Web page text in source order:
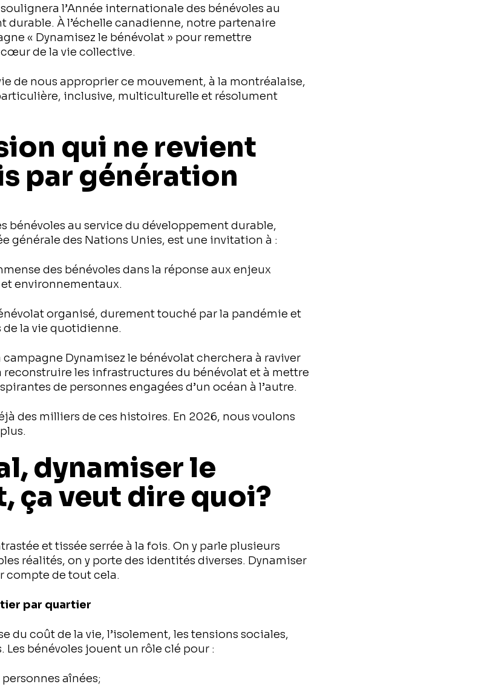
l’Année internationale des bénévoles au
durable. À l’échelle canadienne, notre partenaire
« Dynamisez le bénévolat » pour remettre
de la vie collective.
de nous approprier ce mouvement, à la montréalaise,
inclusive, multiculturelle et résolument
qui ne revient
par génération
bénévoles au service du développement durable,
générale des Nations Unies, est une invitation à :
des bénévoles dans la réponse aux enjeux
environnementaux.
organisé, durement touché par la pandémie et
la vie quotidienne.
campagne Dynamisez le bénévolat cherchera à raviver
les infrastructures du bénévolat et à mettre
de personnes engagées d’un océan à l’autre.
des milliers de ces histoires. En 2026, nous voulons
dynamiser le
ça veut dire quoi?
et tissée serrée à la fois. On y parle plusieurs
réalités, on y porte des identités diverses. Dynamiser
compte de tout cela.
par quartier
du coût de la vie, l’isolement, les tensions sociales,
Les bénévoles jouent un rôle clé pour :
aînées;